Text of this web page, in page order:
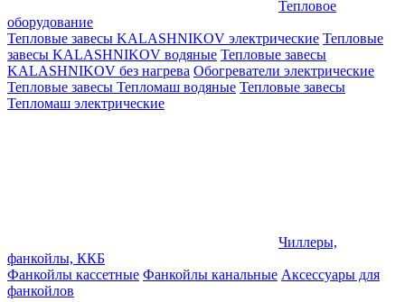
Тепловое
оборудование
Тепловые завесы KALASHNIKOV электрические Тепловые
завесы KALASHNIKOV водяные Тепловые завесы
KALASHNIKOV без нагрева Обогреватели электрические
Тепловые завесы Тепломаш водяные Тепловые завесы
Тепломаш электрические
Чиллеры,
фанкойлы, ККБ
Фанкойлы кассетные Фанкойлы канальные Аксессуары для
фанкойлов